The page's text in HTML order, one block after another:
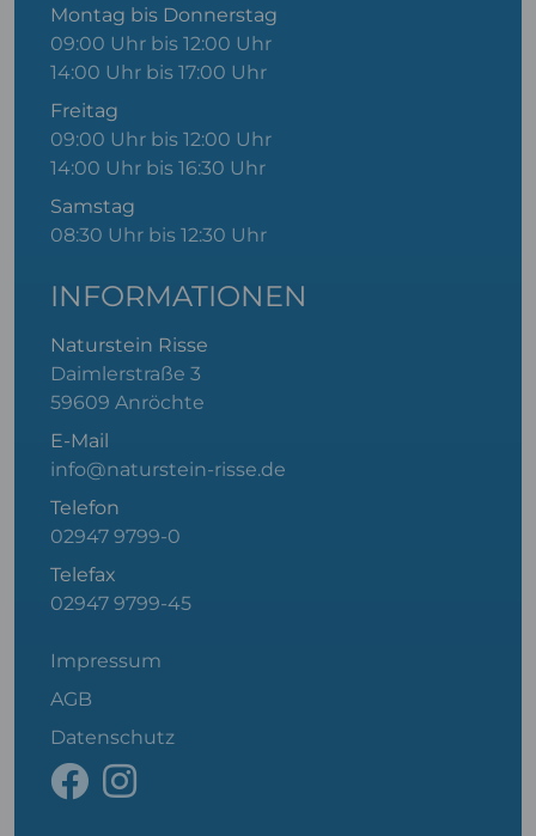
Montag bis Donnerstag
09:00 Uhr bis 12:00 Uhr
14:00 Uhr bis 17:00 Uhr
Freitag
09:00 Uhr bis 12:00 Uhr
14:00 Uhr bis 16:30 Uhr
Samstag
08:30 Uhr bis 12:30 Uhr
INFORMATIONEN
Naturstein Risse
Daimlerstraße 3
59609 Anröchte
E-Mail
info@naturstein-risse.de
Telefon
02947 9799-0
Telefax
02947 9799-45
Impressum
AGB
Datenschutz